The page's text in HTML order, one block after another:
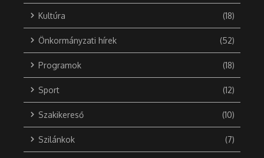
Kultúra (18)
Önkormányzati hírek (52)
Programok (18)
Sport (12)
Szakikereső (10)
Szilánkok (7)